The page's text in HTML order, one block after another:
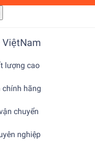
ViệtNam
lượng cao
chính hãng
chuyển
nghiệp